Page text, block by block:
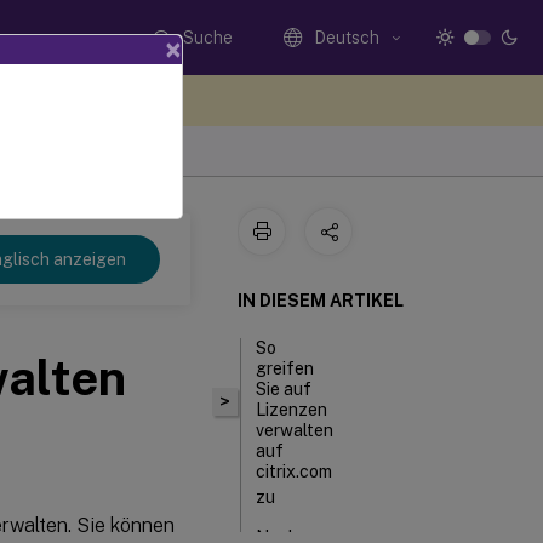
Suche Deutsch
anzeigen
Sie können
>
IN DIESEM ARTIKEL
So
greifen
Sie auf
Lizenzen
verwalten
auf
citrix.com
zu
Nach
×